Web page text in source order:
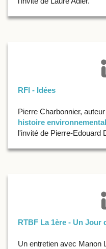
RFI - Idées
Pierre Charbonnier,
histoire
l'invité de Pierre-Edouard
RTBF La 1ère - Un Jour
Un entretien avec Manon